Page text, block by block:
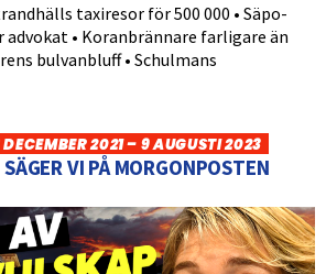
taxiresor för 500 000 • Säpo-
advokat • Koranbrännare farligare än
bulvanbluff • Schulmans
2021 – 9 AUGUSTI 2023
VI PÅ MORGONPOSTEN